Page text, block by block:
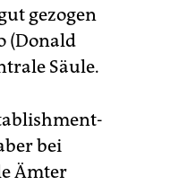
gezogen
(Donald
Säule.
bei
Ämter